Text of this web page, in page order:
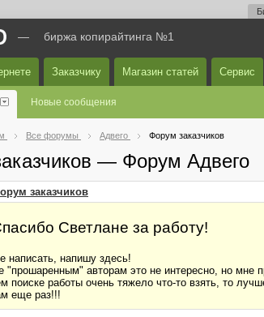
— биржа копирайтинга №1
Заказчику Магазин статей Сервис
Новые сообщения
Все форумы Адвего Форум заказчиков
— Форум Адвего
заказчиков
Светлане за работу!
написать, напишу здесь!
"прошаренным" авторам это не интересно, но мне
поиске работы очень тяжело что-то взять, то
еще раз!!!